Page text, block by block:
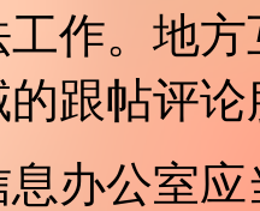
作。地
跟帖评
办公室